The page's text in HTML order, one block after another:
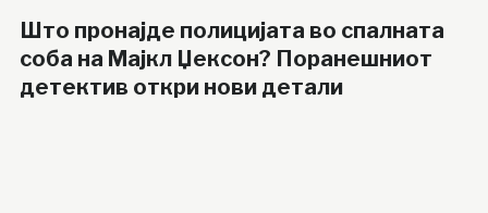
Што пронајде полицијата во спалната
соба на Мајкл Џексон? Поранешниот
детектив откри нови детали